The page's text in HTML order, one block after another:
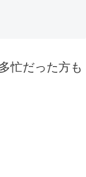
忙だった方も